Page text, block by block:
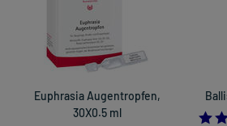
Euphrasia Augentropfen,
30X0.5 ml